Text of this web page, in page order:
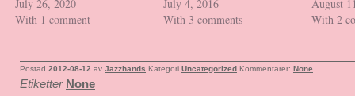
July 26, 2020
With 1 comment
July 4, 2016
With 3 comments
August
With 2
Postad 2012-08-12 av Jazzhands Kategori Uncategorized Kommentarer: None
Etiketter None